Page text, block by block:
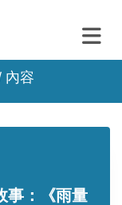
內容
事：《雨量